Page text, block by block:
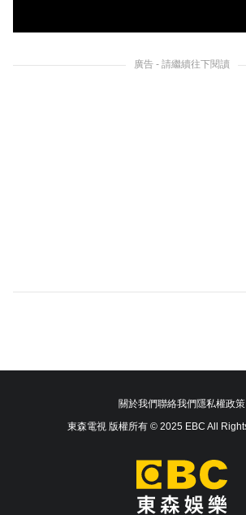
廣告 - 請繼續往下閱讀
關於我們聯絡我們隱私權政策
東森電視 版權所有 © 2025 EBC All